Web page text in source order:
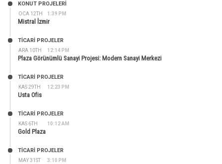
OCA 12TH 1:39 PM
KONUT PROJELERI
Mistral İzmir
ARA 10TH 12:14 PM
TİCARİ PROJELER
Plaza Görünümlü Sanayi Projesi: Modern Sanayi Merkezi
KAS 29TH 12:23 PM
TİCARİ PROJELER
Usta Ofis
KAS 6TH 10:12 AM
TİCARİ PROJELER
Gold Plaza
MAY 31ST 3:10 PM
TİCARİ PROJELER